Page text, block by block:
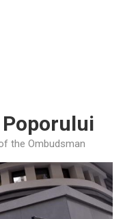
the Ombudsman